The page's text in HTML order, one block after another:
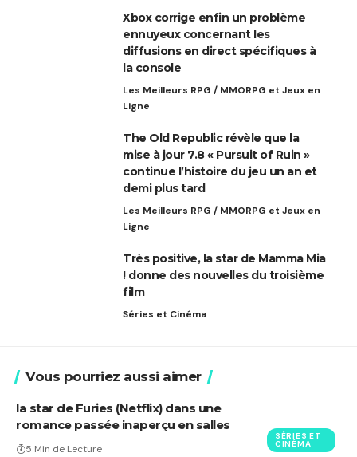
Xbox corrige enfin un problème
ennuyeux concernant les
diffusions en direct spécifiques à
la console
Les Meilleurs RPG / MMORPG et Jeux en
Ligne
The Old Republic révèle que la
mise à jour 7.8 « Pursuit of Ruin »
continue l’histoire du jeu un an et
demi plus tard
Les Meilleurs RPG / MMORPG et Jeux en
Ligne
Très positive, la star de Mamma Mia
! donne des nouvelles du troisième
film
Séries et Cinéma
Vous pourriez aussi aimer
SÉRIES ET
CINÉMA
la star de Furies (Netflix) dans une
romance passée inaperçu en salles
5 Min de Lecture